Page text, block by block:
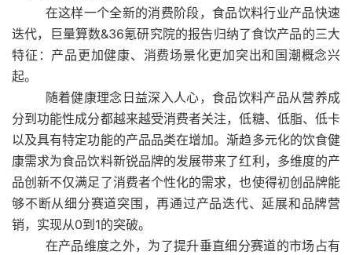
在这样一个全新的消费阶段，食品饮料行业产品快速
迭代，巨量算数&36氪研究院的报告归纳了食饮产品的三大
特征：产品更加健康、消费场景化更加突出和国潮概念兴
起。
随着健康理念日益深入人心，食品饮料产品从营养成
分到功能性成分都越来越受消费者关注，低糖、低脂、低卡
以及具有特定功能的产品品类在增加。渐趋多元化的饮食健
康需求为食品饮料新锐品牌的发展带来了红利，多维度的产
品创新不仅满足了消费者个性化的需求，也使得初创品牌能
够不断从细分赛道突围，再通过产品迭代、延展和品牌营
销，实现从0到1的突破。
在产品维度之外，为了提升垂直细分赛道的市场占有